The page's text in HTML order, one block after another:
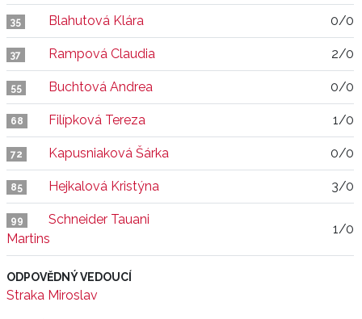
35 Blahutová Klára 0/0
37 Rampová Claudia 2/0
55 Buchtová Andrea 0/0
68 Filípková Tereza 1/0
72 Kapusniaková Šárka 0/0
85 Hejkalová Kristýna 3/0
99
Schneider Tauani
Martins
1/0
ODPOVĚDNÝ VEDOUCÍ
Straka Miroslav